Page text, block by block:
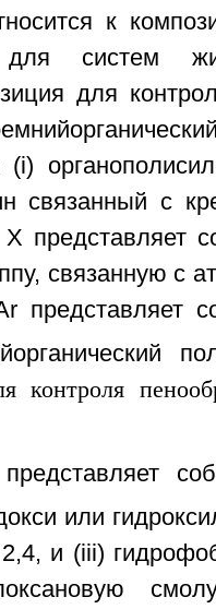
к
для систем
для
(i)
связанный с
представляет
связанную с
представляет
представляет
или
и (iii)